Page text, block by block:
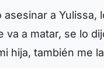
a
a matar, se lo
hija, también me